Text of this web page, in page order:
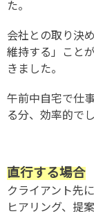
た。
会社との取り決
維持する」こと
きました。
午前中自宅で仕
る分、効率的でし
直行する場合
クライアント先に
ヒアリング、提